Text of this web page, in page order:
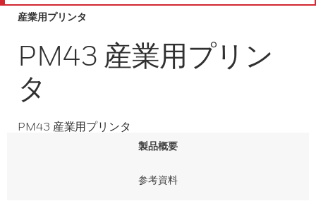
産業用プリンタ
PM43 産業用プリン
タ
PM43 産業用プリンタ
製品概要
参考資料